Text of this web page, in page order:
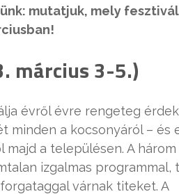
mutatjuk, mely
március 3-5.)
évről évre rengeteg
minden a kocsonyáról – és
a településen. A három
izgalmas programmal,
várnak titeket. A